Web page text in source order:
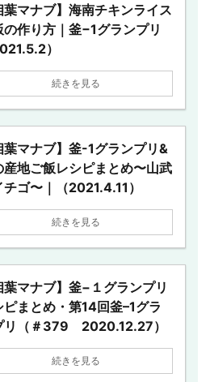
葉マナブ】海南チキンライス
の作り方｜釜−1グランプリ
）
続きを見る
葉マナブ】釜-1グランプリ&
産地ご飯レシピまとめ〜山武
チゴ〜｜（2021.4.11）
続きを見る
葉マナブ】釜−１グランプリ
ピまとめ・第14回釜–1グラ
リ（＃379 2020.12.27）
続きを見る